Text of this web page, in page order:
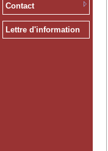
Contact
Lettre d'information